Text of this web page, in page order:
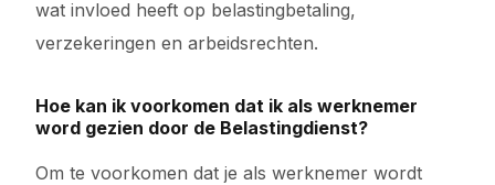
wat invloed heeft op belastingbetaling,
verzekeringen en arbeidsrechten.
Hoe kan ik voorkomen dat ik als werknemer
word gezien door de Belastingdienst?
Om te voorkomen dat je als werknemer wordt